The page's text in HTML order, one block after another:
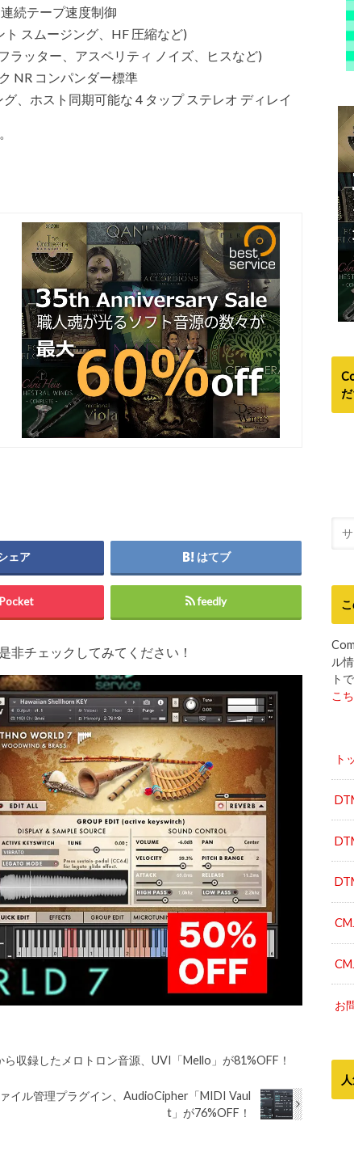
続テープ速度制御
スムージング、HF 圧縮など)
ラッター、アスペリティ ノイズ、ヒスなど)
NR コンパンダー標準
、ホスト同期可能な 4 タップ ステレオ ディレイ
ェア はてブ
Pocket feedly
非チェックしてみてください！
収録したメロトロン音源、UVI「Mello」が81%OFF！
イル管理プラグイン、AudioCipher「MIDI Vaul
t」が76%OFF！
ル
ト
こ
ト
お